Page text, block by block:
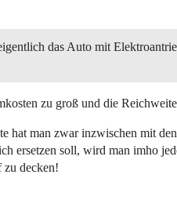
das Auto mit
zu groß und die
hat man zwar inzwischen mit
ersetzen soll, wird man imho
zu decken!